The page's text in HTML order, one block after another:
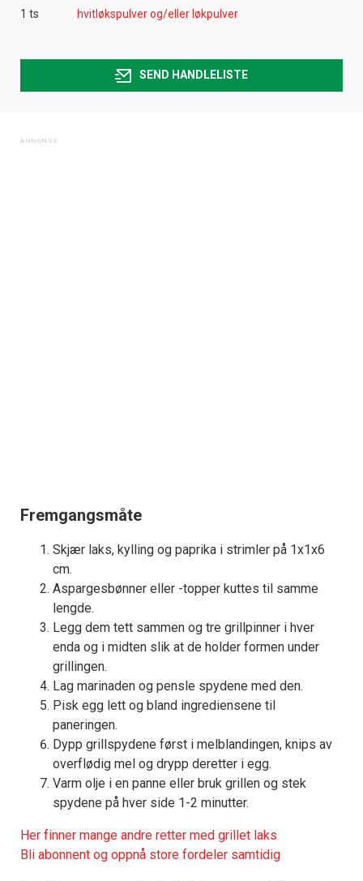
1 ts
hvitløkspulver og/eller løkpulver
SEND HANDLELISTE
Fremgangsmåte
Skjær laks, kylling og paprika i strimler på 1x1x6
cm.
Aspargesbønner eller -topper kuttes til samme
lengde.
Legg dem tett sammen og tre grillpinner i hver
enda og i midten slik at de holder formen under
grillingen.
Lag marinaden og pensle spydene med den.
Pisk egg lett og bland ingrediensene til
paneringen.
Dypp grillspydene først i melblandingen, knips av
overflødig mel og drypp deretter i egg.
Varm olje i en panne eller bruk grillen og stek
spydene på hver side 1-2 minutter.
Her finner mange andre retter med grillet laks
Bli abonnent og oppnå store fordeler samtidig